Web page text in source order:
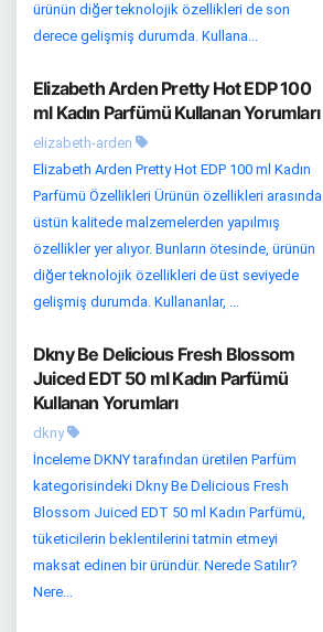
ürünün diğer teknolojik özellikleri de son
derece gelişmiş durumda. Kullana...
Elizabeth Arden Pretty Hot EDP 100
ml Kadın Parfümü Kullanan Yorumları
elizabeth-arden
Elizabeth Arden Pretty Hot EDP 100 ml Kadın
Parfümü Özellikleri Ürünün özellikleri arasında
üstün kalitede malzemelerden yapılmış
özellikler yer alıyor. Bunların ötesinde, ürünün
diğer teknolojik özellikleri de üst seviyede
gelişmiş durumda. Kullananlar, ...
Dkny Be Delicious Fresh Blossom
Juiced EDT 50 ml Kadın Parfümü
Kullanan Yorumları
dkny
İnceleme DKNY tarafından üretilen Parfüm
kategorisindeki Dkny Be Delicious Fresh
Blossom Juiced EDT 50 ml Kadın Parfümü,
tüketicilerin beklentilerini tatmin etmeyi
maksat edinen bir üründür. Nerede Satılır?
Nere...